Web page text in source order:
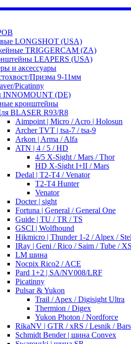
LONGSHOT (USA)
TRIGGERCAM (ZA)
LEAPERS (USA)
и аксессуары
Призма 9-11мм
Picatinny
INNOMOUNT (DE)
кронштейны
BLASER R93/R8
Aimpoint | Micro / Acro | Holosun
Archer TVT | tsa-7 / tsa-9
Arkon | Arma / Alfa
ATN | 4 / 5 / HD
4/5 X-Sight / Mars / Thor
HD X-Sight I+II / Mars
Dedal | T2-T4 / Venator
T2-T4 Hunter
Venator
Docter | sight
Fortuna | General / General One
Guide | TU / TR / TS
GSCI | Wolfhound
Hikmicro | Thunder 1-2 / Alpex /
IRay | Geni / Rico / Saim / Tube /
LM шина
Nocpix Rico2 / ACE
Pard 1+2 | SA/NV008/LRF
Picatinny
Pulsar & Yukon
Trail / Apex / Digisight Ultra
Thermion / Digex
Yukon Photon / Nordforce
RikaNV | GTR / xRS / Lesnik /
Schmidt Bender | шина Convex